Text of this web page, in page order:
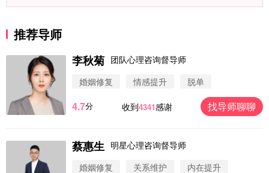
推荐导师
李秋菊 团队心理咨询督导师
婚姻修复
情感提升 脱单
4.7分 收到4341感谢 找导师聊聊
蔡惠生 明星心理咨询督导师
婚姻修复
关系维护 内在提升
微信用户 圆圈 通过此页面咨询，已获得专属情感方
案